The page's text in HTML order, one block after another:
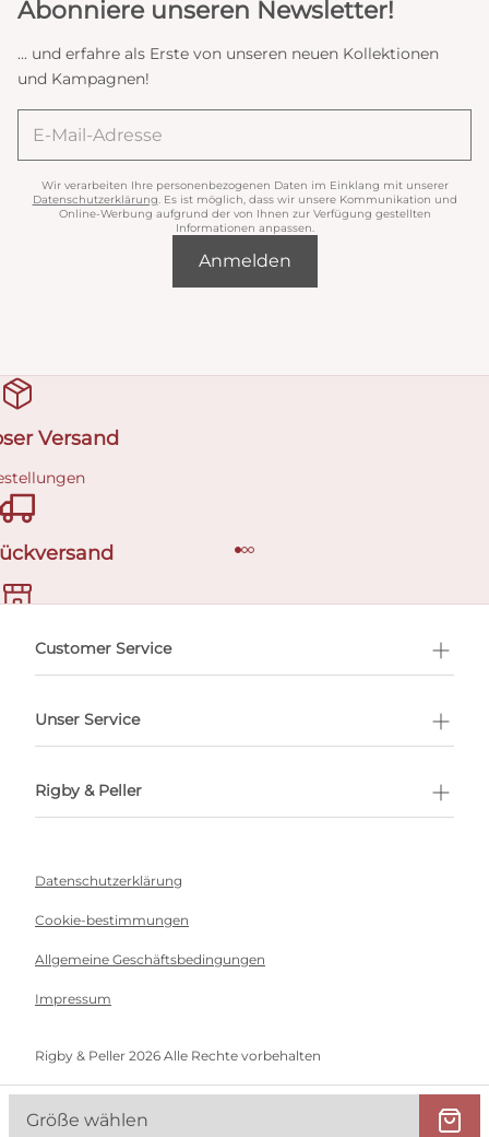
Größe wählen
Abonniere unseren Newsletter!
... und erfahre als Erste von unseren neuen Kollektionen
und Kampagnen!
Wir verarbeiten Ihre personenbezogenen Daten im Einklang mit unserer
Datenschutzerklärung . Es ist möglich, dass wir unsere Kommunikation und
Online-Werbung aufgrund der von Ihnen zur Verfügung gestellten
Informationen anpassen.
Anmelden
Versand
buchen
Customer Service
Unser Service
Rigby & Peller
Datenschutzerklärung
Cookie-bestimmungen
Allgemeine Geschäftsbedingungen
Impressum
Rigby & Peller 2026 Alle Rechte vorbehalten